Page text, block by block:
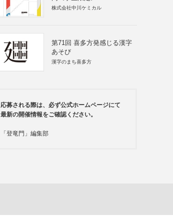
株式会社中川ケミカル
第71回 喜多方発感じる漢字
あそび
漢字のまち喜多方
応募される際は、必ず公式ホームページにて
最新の開催情報をご確認ください。
「登竜門」編集部